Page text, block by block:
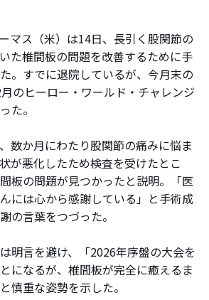
マス（米）は14日、長引く股関節の
た椎間板の問題を改善するために手
。すでに退院しているが、今月末の
のヒーロー・ワールド・チャレンジ
た。
数か月にわたり股関節の痛みに悩ま
が悪化したため検査を受けたとこ
板の問題が見つかったと説明。「医
には心から感謝している」と手術成
の言葉をつづった。
明言を避け、「2026年序盤の大会を
になるが、椎間板が完全に癒えるま
慎重な姿勢を示した。